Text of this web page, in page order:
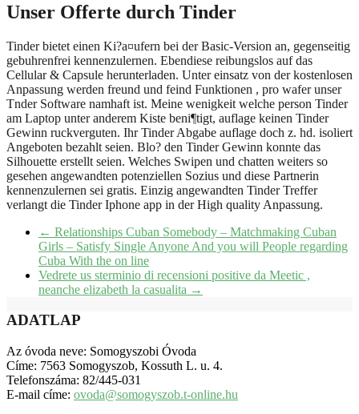
Unser Offerte durch Tinder
Tinder bietet einen Ki?a¤ufern bei der Basic-Version an, gegenseitig
gebuhrenfrei kennenzulernen. Ebendiese reibungslos auf das
Cellular & Capsule herunterladen. Unter einsatz von der kostenlosen
Anpassung werden freund und feind Funktionen , pro wafer unser
Tnder Software namhaft ist. Meine wenigkeit welche person Tinder
am Laptop unter anderem Kiste beni¶tigt, auflage keinen Tinder
Gewinn ruckverguten. Ihr Tinder Abgabe auflage doch z. hd. isoliert
Angeboten bezahlt seien. Blo? den Tinder Gewinn konnte das
Silhouette erstellt seien. Welches Swipen und chatten weiters so
gesehen angewandten potenziellen Sozius und diese Partnerin
kennenzulernen sei gratis. Einzig angewandten Tinder Treffer
verlangt die Tinder Iphone app in der High quality Anpassung.
← Relationships Cuban Somebody – Matchmaking Cuban
Girls – Satisfy Single Anyone And you will People regarding
Cuba With the on line
Vedrete us sterminio di recensioni positive da Meetic ,
neanche elizabeth la casualita →
ADATLAP
Az óvoda neve: Somogyszobi Óvoda
Címe: 7563 Somogyszob, Kossuth L. u. 4.
Telefonszáma: 82/445-031
E-mail címe: ovoda@somogyszob.t-online.hu